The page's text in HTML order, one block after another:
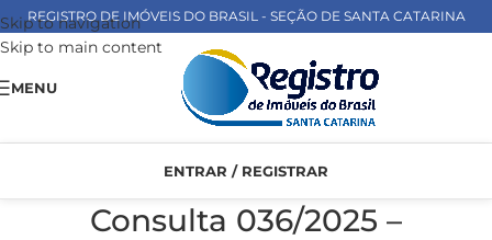
Skip to navigation
Skip to main content
REGISTRO DE IMÓVEIS DO BRASIL - SEÇÃO DE SANTA CATARINA
MENU
ENTRAR / REGISTRAR
Consulta 036/2025 –